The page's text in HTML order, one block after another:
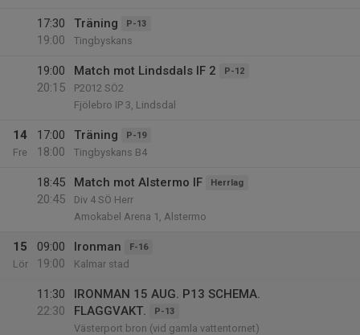
17:30
19:00
Träning P-13
Tingbyskans
19:00
20:15
Match mot Lindsdals IF 2 P-12
P2012 SÖ2
Fjölebro IP 3, Lindsdal
14
Fre
17:00
18:00
Träning P-19
Tingbyskans B4
18:45
20:45
Match mot Alstermo IF Herrlag
Div 4 SÖ Herr
Amokabel Arena 1, Alstermo
15
Lör
09:00
19:00
Ironman F-16
Kalmar stad
11:30
22:30
IRONMAN 15 AUG. P13 SCHEMA.
FLAGGVAKT.
P-13
Västerport bron (vid gamla vattentornet)